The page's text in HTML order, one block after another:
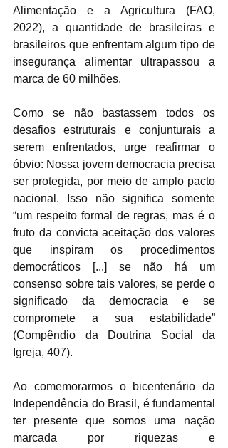
Alimentação e a Agricultura (FAO,
2022), a quantidade de brasileiras e
brasileiros que enfrentam algum tipo de
insegurança alimentar ultrapassou a
marca de 60 milhões.
Como se não bastassem todos os
desafios estruturais e conjunturais a
serem enfrentados, urge reafirmar o
óbvio: Nossa jovem democracia precisa
ser protegida, por meio de amplo pacto
nacional. Isso não significa somente
“um respeito formal de regras, mas é o
fruto da convicta aceitação dos valores
que inspiram os procedimentos
democráticos [...] se não há um
consenso sobre tais valores, se perde o
significado da democracia e se
compromete a sua estabilidade”
(Compêndio da Doutrina Social da
Igreja, 407).
Ao comemorarmos o bicentenário da
Independência do Brasil, é fundamental
ter presente que somos uma nação
marcada por riquezas e